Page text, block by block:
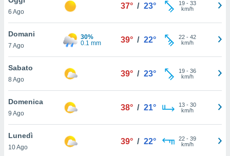
è
al sito
di
ci
di
il
un
6 Ago
37° / 23° 19- 33
km/h
Domani
7 Ago
30%
0.1 mm
39° / 22° 22- 42
km/h
Sabato
8 Ago
39° / 23° 19- 36
km/h
Domenica
9 Ago
38° / 21° 13- 30
km/h
Lunedì
10 Ago
39° / 22° 22- 39
km/h